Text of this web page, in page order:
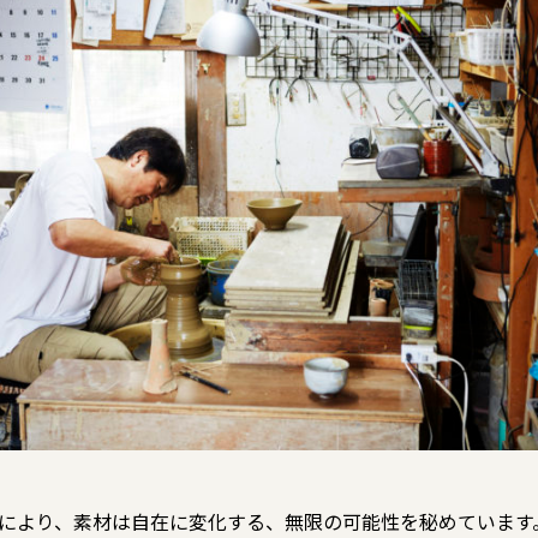
より、素材は自在に変化する、無限の可能性を秘めています